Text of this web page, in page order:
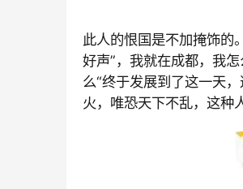
此人的恨国是不加掩饰的。
好声”，我就在成都，我
么“终于发展到了这一天
火，唯恐天下不乱，这种